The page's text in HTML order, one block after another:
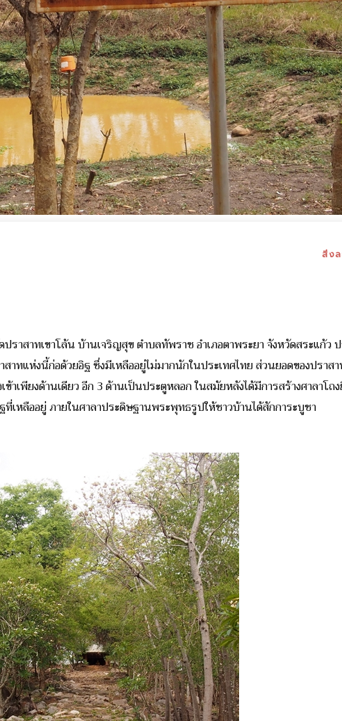
สิ่ง
ราสาทเขาโล้น บ้านเจริญสุข ตำบลทัพราช อำเภอตาพระยา จังหวัดสระแก้ว
สาทแห่งนี้ก่อด้วยอิฐซึ่งมีเหลืออยู่ไม่มากนักในประเทศไทย ส่วนยอดของปราส
าเพียงด้านเดียว อีก 3 ด้านเป็นประตูหลอก ในสมัยหลังได้มีการสร้างศาลาโถ
ที่เหลืออยู่ ภายในศาลาประดิษฐานพระพุทธรูปให้ชาวบ้านได้สักการะบูชา